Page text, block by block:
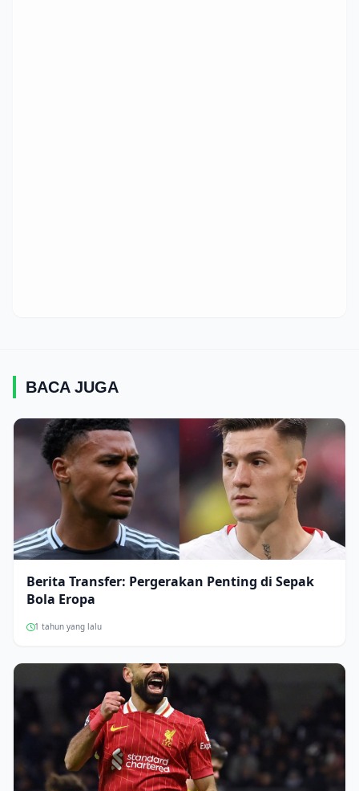
BACA JUGA
Berita Transfer: Pergerakan Penting di Sepak
Bola Eropa
1 tahun yang lalu